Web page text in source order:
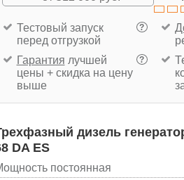
?
Тестовый запуск
перед отгрузкой
?
Гарантия лучшей
цены + скидка на цену
выше
дизель
DA ES
постоянная